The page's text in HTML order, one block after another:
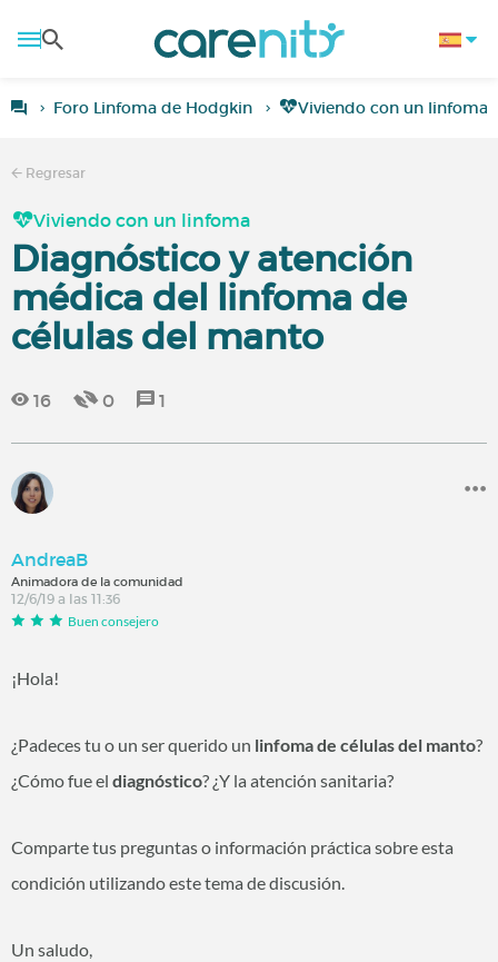
Foro Linfoma de Hodgkin Viviendo con un linfoma
Regresar
Viviendo con un linfoma
Diagnóstico y atención
médica del linfoma de
células del manto
16 0 1
AndreaB
Animadora de la comunidad
12/6/19 a las 11:36
Buen consejero
¡Hola!
¿Padeces tu o un ser querido un linfoma de células del manto?
¿Cómo fue el diagnóstico? ¿Y la atención sanitaria?
Comparte tus preguntas o información práctica sobre esta
condición utilizando este tema de discusión.
Un saludo,